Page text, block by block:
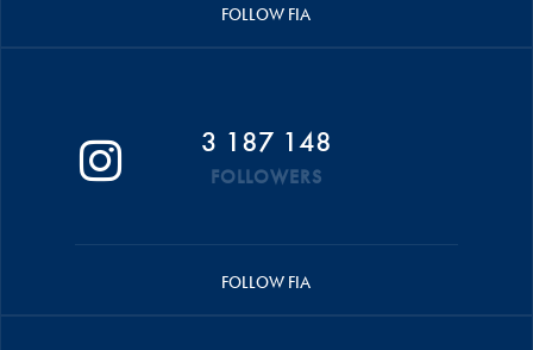
FOLLOW FIA
3 187 148
FOLLOWERS
FOLLOW FIA